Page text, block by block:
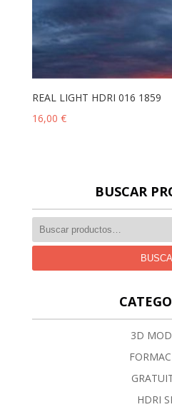
REAL LIGHT HDRI 016 1859
16,00 €
BUSCAR
3D
HDRI